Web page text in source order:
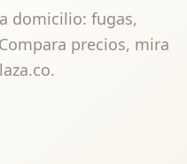
domicilio: fugas,
precios, mira